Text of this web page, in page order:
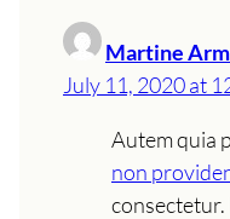
Martine
July 11, 2020 at
Autem quia
non